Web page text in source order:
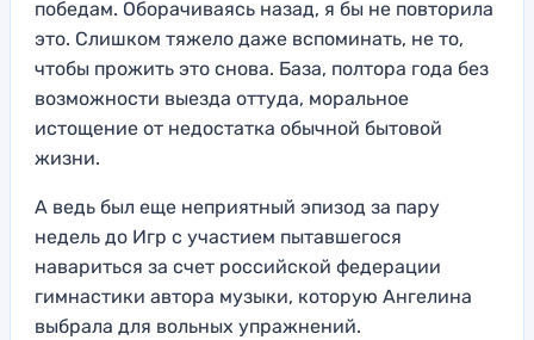
победам. Оборачиваясь назад, я бы не повторила
это. Слишком тяжело даже вспоминать, не то,
чтобы прожить это снова. База, полтора года без
возможности выезда оттуда, моральное
истощение от недостатка обычной бытовой
жизни.
А ведь был еще неприятный эпизод за пару
недель до Игр с участием пытавшегося
навариться за счет российской федерации
гимнастики автора музыки, которую Ангелина
выбрала для вольных упражнений.